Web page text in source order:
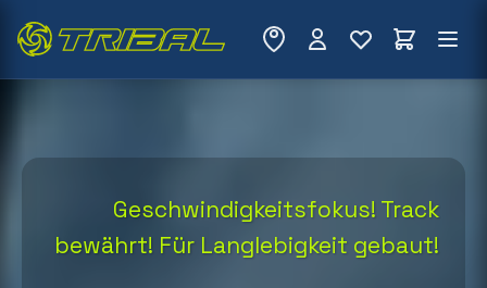
Geschwindigkeitsfokus! Track
bewährt! Für Langlebigkeit gebaut!